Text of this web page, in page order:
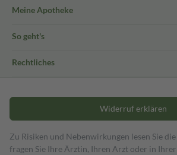
Meine Apotheke
So geht's
Rechtliches
Widerruf erklären
Zu Risiken und Nebenwirkungen lesen Sie
fragen Sie Ihre Ärztin, Ihren Arzt oder in